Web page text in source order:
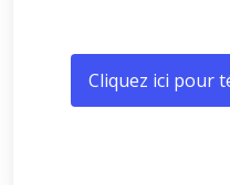
Cliquez ici pour